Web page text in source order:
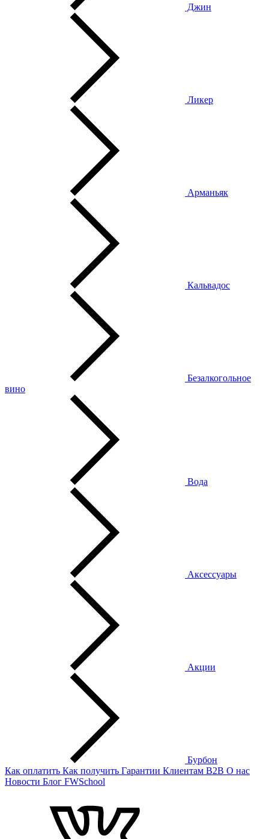
Джин
Ликер
Арманьяк
Кальвадос
Безалкогольное
вино
Вода
Аксессуары
Акции
Бурбон
Как оплатить Как получить Гарантии Клиентам B2B О нас
Новости Блог FWSchool